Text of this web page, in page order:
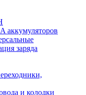
аккумуляторов
заряда
и колодки